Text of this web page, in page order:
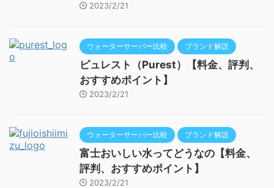
2023/2/21
ウォーターサーバー比較 ブランド解説
ピュレスト（Purest）【料金、評判、
おすすめポイント】
2023/2/21
ウォーターサーバー比較 ブランド解説
富士おいしい水ってどうなの【料金、
評判、おすすめポイント】
2023/2/21